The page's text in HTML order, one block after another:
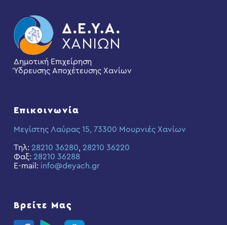
Δημοτική Επιχείρηση
Ύδρευσης Αποχέτευσης Χανίων
Επικοινωνία
Μεγίστης Λαύρας 15, 73300 Μουρνιές Χανίων
Τηλ: 28210 36280, 28210 36220
Φαξ: 28210 36288
E-mail: info@deyach.gr
Βρείτε Μας